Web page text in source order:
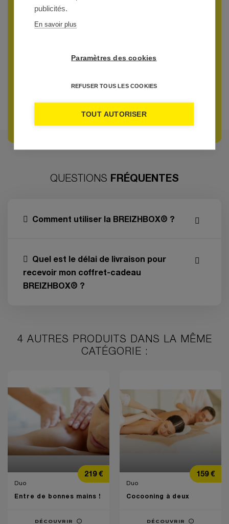
publicités.
En savoir plus
Paramètres des cookies
REFUSER TOUS LES COOKIES
TOUT AUTORISER
LORIENT BRETAGNE SUD TOURISME
QUESTIONS FRÉQUENTES
Comment utiliser la BREIZHBOX® ?
Quel est le délai de livraison pour
recevoir mon coffret-cadeau
BREIZHBOX® ?
4 AUTRES PRODUITS DANS LA MÊME
CATÉGORIE :
Prix219 €
Duo
Entre de bonnes mains !
DÉCOUVRIR
Prix159 €
Duo
Cocooning à deux
DÉCOUVRIR